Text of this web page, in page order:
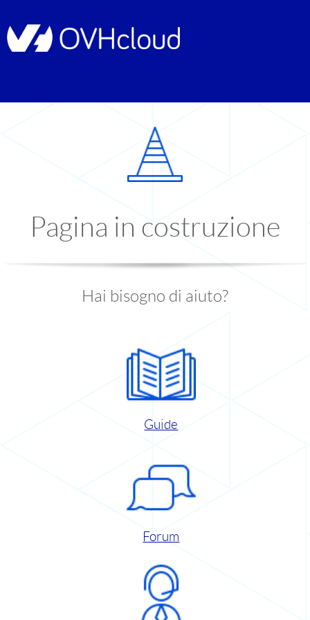
Pagina in costruzione
Hai bisogno di aiuto?
Guide
Forum